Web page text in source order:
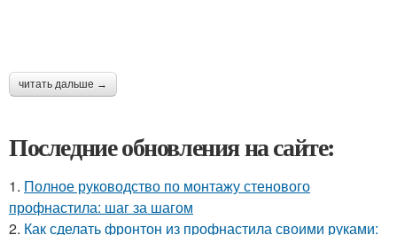
читать дальше →
Последние обновления на сайте:
1. Полное руководство по монтажу стенового
профнастила: шаг за шагом
2. Как сделать фронтон из профнастила своими руками: